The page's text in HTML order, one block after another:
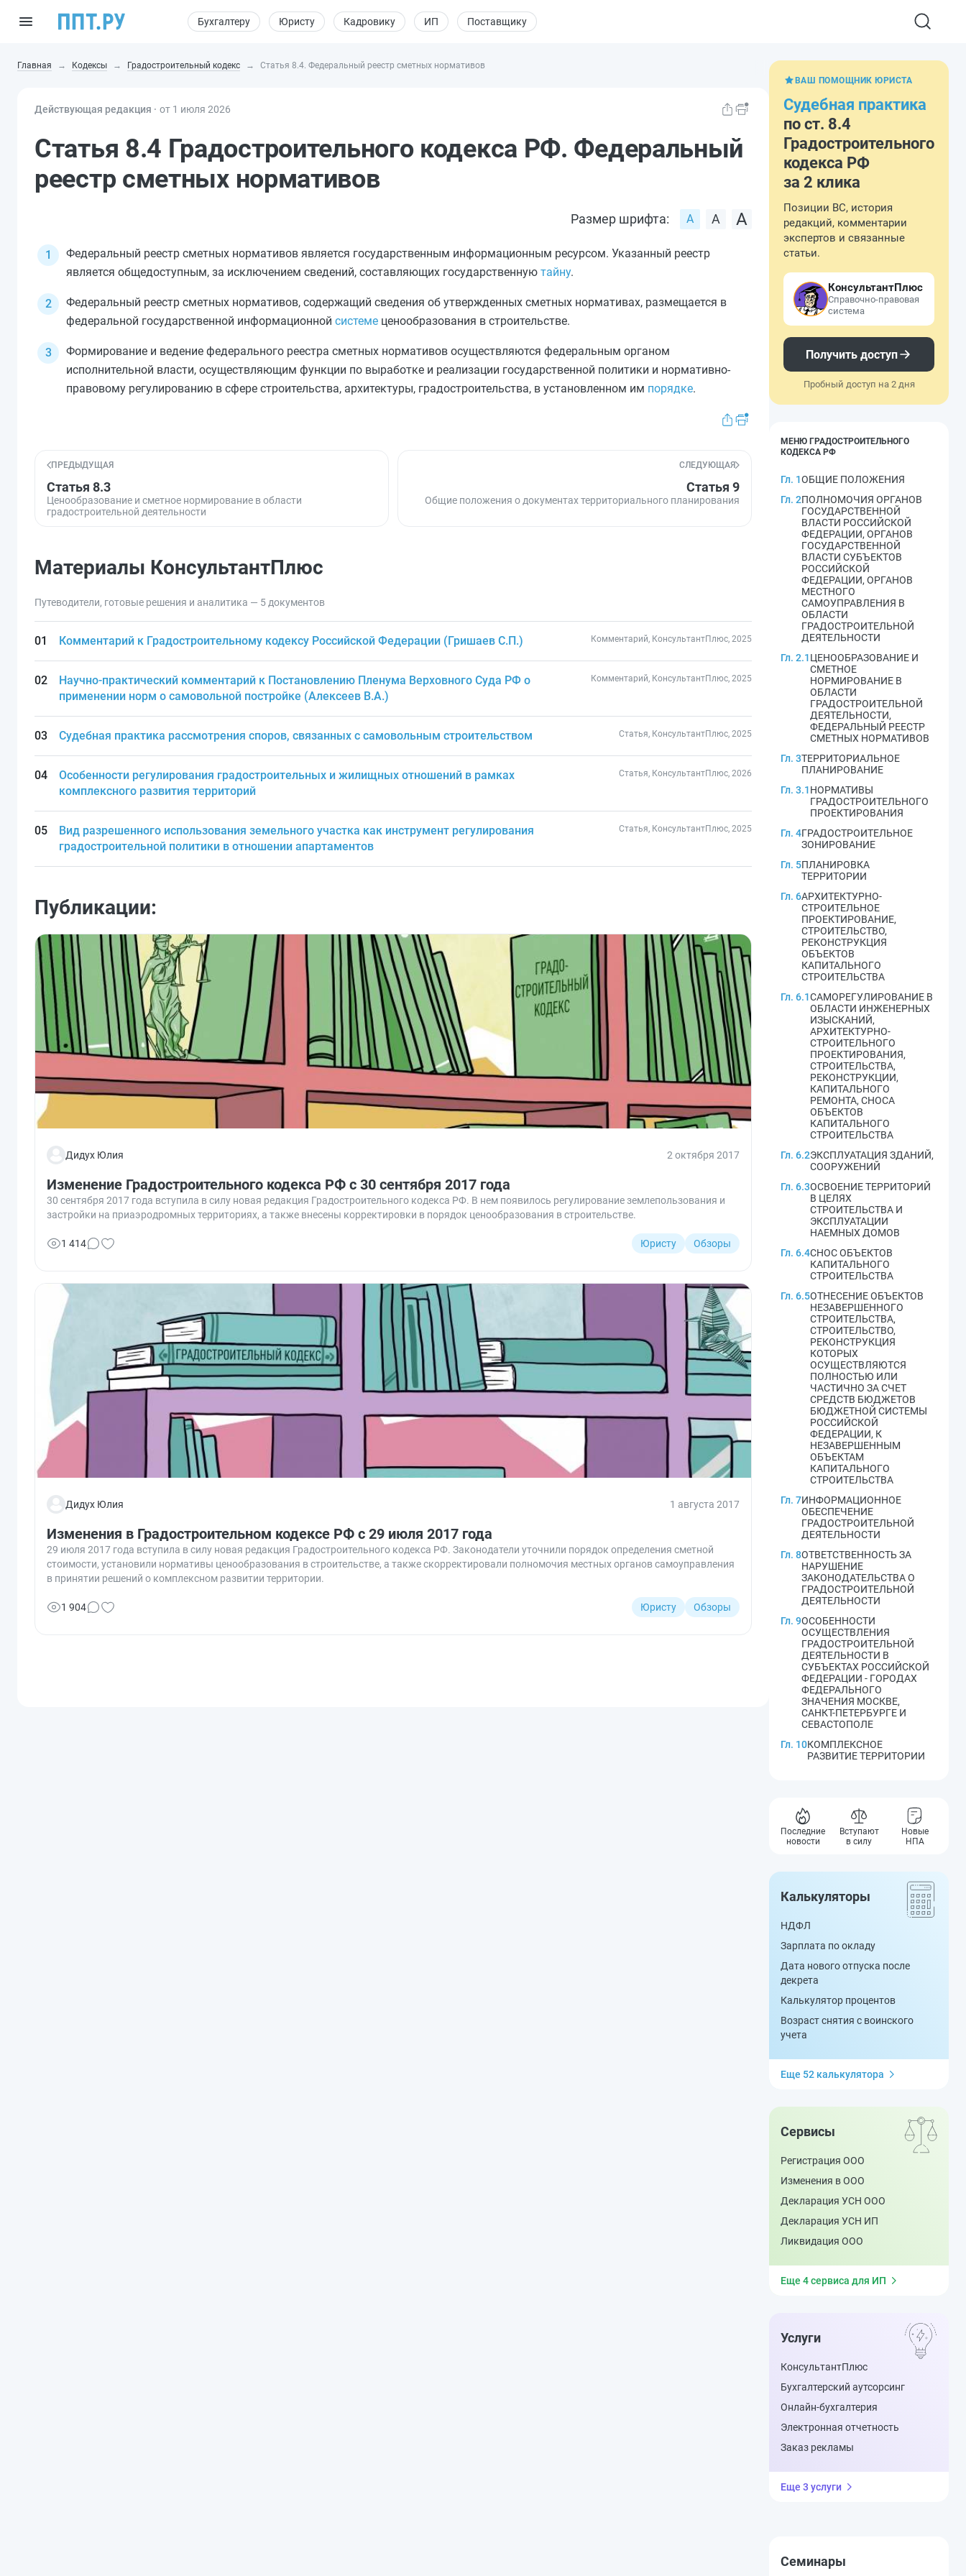
Бухгалтеру Юристу Кадровику ИП Поставщику
Главная Кодексы Градостроительный кодекс Статья 8.4. Федеральный реестр сметных нормативов
Действующая редакция ⸱ от 1 июля 2026
Статья 8.4 Градостроительного кодекса РФ. Федеральный
реестр сметных нормативов
Размер шрифта:
Федеральный реестр сметных нормативов является государственным информационным ресурсом. Указанный реестр
является общедоступным, за исключением сведений, составляющих государственную тайну.
Федеральный реестр сметных нормативов, содержащий сведения об утвержденных сметных нормативах, размещается в
федеральной государственной информационной системе ценообразования в строительстве.
Формирование и ведение федерального реестра сметных нормативов осуществляются федеральным органом
исполнительной власти, осуществляющим функции по выработке и реализации государственной политики и нормативно-
правовому регулированию в сфере строительства, архитектуры, градостроительства, в установленном им порядке.
ПРЕДЫДУЩАЯ
Статья 8.3
Ценообразование и сметное нормирование в области
градостроительной деятельности
СЛЕДУЮЩАЯ
Статья 9
Общие положения о документах территориального планирования
Материалы КонсультантПлюс
Путеводители, готовые решения и аналитика — 5 документов
Комментарий к Градостроительному кодексу Российской Федерации (Гришаев С.П.) Комментарий, КонсультантПлюс, 2025
Научно-практический комментарий к Постановлению Пленума Верховного Суда РФ о
применении норм о самовольной постройке (Алексеев В.А.)
Комментарий, КонсультантПлюс, 2025
Судебная практика рассмотрения споров, связанных с самовольным строительством Статья, КонсультантПлюс, 2025
Особенности регулирования градостроительных и жилищных отношений в рамках
комплексного развития территорий
Статья, КонсультантПлюс, 2026
Вид разрешенного использования земельного участка как инструмент регулирования
градостроительной политики в отношении апартаментов
Статья, КонсультантПлюс, 2025
Публикации:
Дидух Юлия 2 октября 2017
Изменение Градостроительного кодекса РФ с 30 сентября 2017 года
30 сентября 2017 года вступила в силу новая редакция Градостроительного кодекса РФ. В нем появилось регулирование землепользования и
застройки на приаэродромных территориях, а также внесены корректировки в порядок ценообразования в строительстве.
Юристу Обзоры
1 414
Дидух Юлия 1 августа 2017
Изменения в Градостроительном кодексе РФ с 29 июля 2017 года
29 июля 2017 года вступила в силу новая редакция Градостроительного кодекса РФ. Законодатели уточнили порядок определения сметной
стоимости, установили нормативы ценообразования в строительстве, а также скорректировали полномочия местных органов самоуправления
в принятии решений о комплексном развитии территории.
Юристу Обзоры
1 904
ВАШ ПОМОЩНИК ЮРИСТА
Судебная практика
по ст. 8.4
Градостроительного
кодекса РФ
за 2 клика
Позиции ВС, история
редакций, комментарии
экспертов и связанные
статьи.
КонсультантПлюс
Справочно-правовая
система
Получить доступ
Пробный доступ на 2 дня
МЕНЮ ГРАДОСТРОИТЕЛЬНОГО
КОДЕКСА РФ
Гл. 1ОБЩИЕ ПОЛОЖЕНИЯ
Гл. 2ПОЛНОМОЧИЯ ОРГАНОВ
ГОСУДАРСТВЕННОЙ
ВЛАСТИ РОССИЙСКОЙ
ФЕДЕРАЦИИ, ОРГАНОВ
ГОСУДАРСТВЕННОЙ
ВЛАСТИ СУБЪЕКТОВ
РОССИЙСКОЙ
ФЕДЕРАЦИИ, ОРГАНОВ
МЕСТНОГО
САМОУПРАВЛЕНИЯ В
ОБЛАСТИ
ГРАДОСТРОИТЕЛЬНОЙ
ДЕЯТЕЛЬНОСТИ
Гл. 2.1ЦЕНООБРАЗОВАНИЕ И
СМЕТНОЕ
НОРМИРОВАНИЕ В
ОБЛАСТИ
ГРАДОСТРОИТЕЛЬНОЙ
ДЕЯТЕЛЬНОСТИ,
ФЕДЕРАЛЬНЫЙ РЕЕСТР
СМЕТНЫХ НОРМАТИВОВ
Гл. 3ТЕРРИТОРИАЛЬНОЕ
ПЛАНИРОВАНИЕ
Гл. 3.1НОРМАТИВЫ
ГРАДОСТРОИТЕЛЬНОГО
ПРОЕКТИРОВАНИЯ
Гл. 4ГРАДОСТРОИТЕЛЬНОЕ
ЗОНИРОВАНИЕ
Гл. 5ПЛАНИРОВКА
ТЕРРИТОРИИ
Гл. 6АРХИТЕКТУРНО-
СТРОИТЕЛЬНОЕ
ПРОЕКТИРОВАНИЕ,
СТРОИТЕЛЬСТВО,
РЕКОНСТРУКЦИЯ
ОБЪЕКТОВ
КАПИТАЛЬНОГО
СТРОИТЕЛЬСТВА
Гл. 6.1САМОРЕГУЛИРОВАНИЕ В
ОБЛАСТИ ИНЖЕНЕРНЫХ
ИЗЫСКАНИЙ,
АРХИТЕКТУРНО-
СТРОИТЕЛЬНОГО
ПРОЕКТИРОВАНИЯ,
СТРОИТЕЛЬСТВА,
РЕКОНСТРУКЦИИ,
КАПИТАЛЬНОГО
РЕМОНТА, СНОСА
ОБЪЕКТОВ
КАПИТАЛЬНОГО
СТРОИТЕЛЬСТВА
Гл. 6.2ЭКСПЛУАТАЦИЯ ЗДАНИЙ,
СООРУЖЕНИЙ
Гл. 6.3ОСВОЕНИЕ ТЕРРИТОРИЙ
В ЦЕЛЯХ
СТРОИТЕЛЬСТВА И
ЭКСПЛУАТАЦИИ
НАЕМНЫХ ДОМОВ
Гл. 6.4СНОС ОБЪЕКТОВ
КАПИТАЛЬНОГО
СТРОИТЕЛЬСТВА
Гл. 6.5ОТНЕСЕНИЕ ОБЪЕКТОВ
НЕЗАВЕРШЕННОГО
СТРОИТЕЛЬСТВА,
СТРОИТЕЛЬСТВО,
РЕКОНСТРУКЦИЯ
КОТОРЫХ
ОСУЩЕСТВЛЯЮТСЯ
ПОЛНОСТЬЮ ИЛИ
ЧАСТИЧНО ЗА СЧЕТ
СРЕДСТВ БЮДЖЕТОВ
БЮДЖЕТНОЙ СИСТЕМЫ
РОССИЙСКОЙ
ФЕДЕРАЦИИ, К
НЕЗАВЕРШЕННЫМ
ОБЪЕКТАМ
КАПИТАЛЬНОГО
СТРОИТЕЛЬСТВА
Гл. 7ИНФОРМАЦИОННОЕ
ОБЕСПЕЧЕНИЕ
ГРАДОСТРОИТЕЛЬНОЙ
ДЕЯТЕЛЬНОСТИ
Гл. 8ОТВЕТСТВЕННОСТЬ ЗА
НАРУШЕНИЕ
ЗАКОНОДАТЕЛЬСТВА О
ГРАДОСТРОИТЕЛЬНОЙ
ДЕЯТЕЛЬНОСТИ
Гл. 9ОСОБЕННОСТИ
ОСУЩЕСТВЛЕНИЯ
ГРАДОСТРОИТЕЛЬНОЙ
ДЕЯТЕЛЬНОСТИ В
СУБЪЕКТАХ РОССИЙСКОЙ
ФЕДЕРАЦИИ - ГОРОДАХ
ФЕДЕРАЛЬНОГО
ЗНАЧЕНИЯ МОСКВЕ,
САНКТ-ПЕТЕРБУРГЕ И
СЕВАСТОПОЛЕ
Гл. 10КОМПЛЕКСНОЕ
РАЗВИТИЕ ТЕРРИТОРИИ
Последние
новости
Вступают
в силу
Новые
НПА
Калькуляторы
НДФЛ
Зарплата по окладу
Дата нового отпуска после
декрета
Калькулятор процентов
Возраст снятия с воинского
учета
Еще 52 калькулятора
Сервисы
Регистрация ООО
Изменения в ООО
Декларация УСН ООО
Декларация УСН ИП
Ликвидация ООО
Еще 4 сервиса для ИП
Услуги
КонсультантПлюс
Бухгалтерский аутсорсинг
Онлайн-бухгалтерия
Электронная отчетность
Заказ рекламы
Еще 3 услуги
Семинары